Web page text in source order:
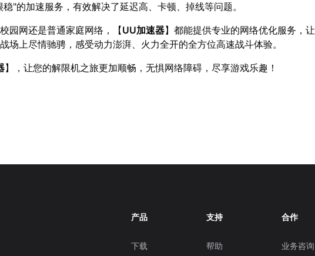
"的加速服务，有效解决了延迟高、卡顿、掉线等问题。
园网还是普通家庭网络，【UU加速器】都能提供专业的网络优化服务，让
场上尽情驰骋，感受动力澎湃、火力全开的全方位高速战斗体验。
】，让您的解限机之旅更加顺畅，无惧网络障碍，尽享游戏乐趣！
产品
下载
支持
帮助
合作
业务咨询